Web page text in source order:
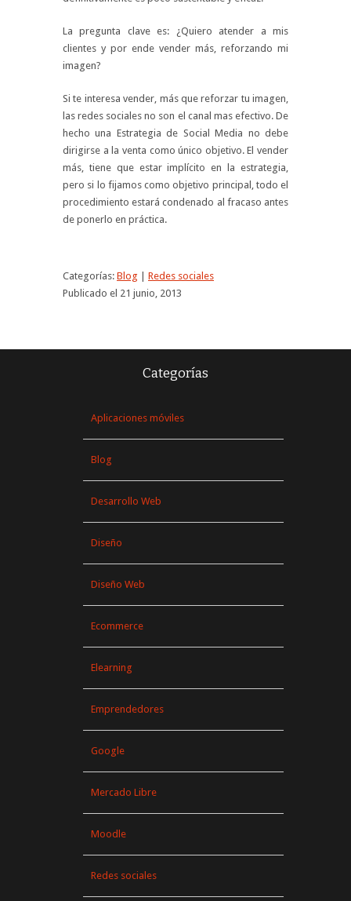
La pregunta clave es: ¿Quiero atender a mis
clientes y por ende vender más, reforzando mi
imagen?
Si te interesa vender, más que reforzar tu imagen,
las redes sociales no son el canal mas efectivo. De
hecho una Estrategia de Social Media no debe
dirigirse a la venta como único objetivo. El vender
más, tiene que estar implícito en la estrategia,
pero si lo fijamos como objetivo principal, todo el
procedimiento estará condenado al fracaso antes
de ponerlo en práctica.
Categorías: Blog
Redes sociales
Publicado el 21 junio, 2013
Categorías
Aplicaciones móviles
Blog
Desarrollo Web
Diseño
Diseño Web
Ecommerce
Elearning
Emprendedores
Google
Mercado Libre
Moodle
Redes sociales